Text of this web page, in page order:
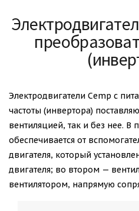
Электродвигатели Cemp с
частоты (инвертора)
вентиляцией, так и без нее. В
обеспечивается от
двигателя, который
двигателя; во втором —
вентилятором, напрямую